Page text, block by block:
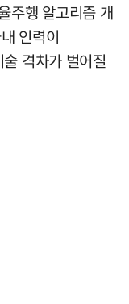
주행 알고리즘 개
인력이
격차가 벌어질